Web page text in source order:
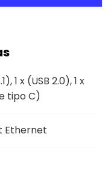
1 x (USB 2.0), 1 x
tipo C)
Ethernet